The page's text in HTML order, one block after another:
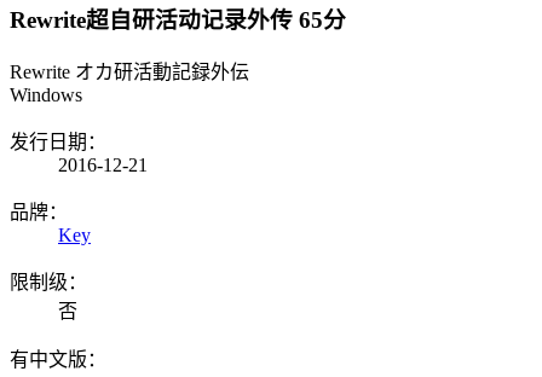
Rewrite超自研活动记录外传 65分
Rewrite オカ研活動記録外伝
Windows
发行日期：
2016-12-21
品牌：
Key
限制级：
否
有中文版：